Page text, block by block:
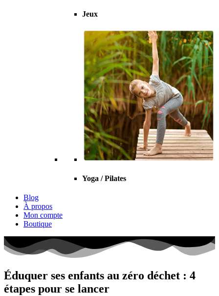
Jeux
Yoga / Pilates
Blog
À propos
Mon compte
Boutique
Éduquer ses enfants au zéro déchet : 4
étapes pour se lancer